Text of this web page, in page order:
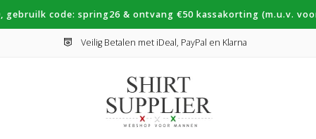
gebruilk code: spring26 & ontvang €50 kassakorting (m.u.v.
Veilig Betalen met iDeal, PayPal en Klarna